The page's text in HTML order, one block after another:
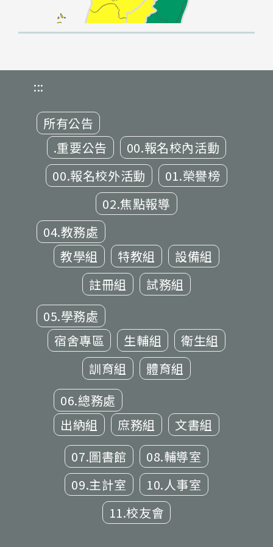
:::
所有公告
.重要公告
00.報名校內活動
00.報名校外活動
01.榮譽榜
02.焦點報導
04.教務處
教學組
特教組
設備組
註冊組
試務組
05.學務處
宿舍專區
生輔組
衛生組
訓育組
體育組
06.總務處
出納組
庶務組
文書組
07.圖書館
08.輔導室
09.主計室
10.人事室
11.校友會